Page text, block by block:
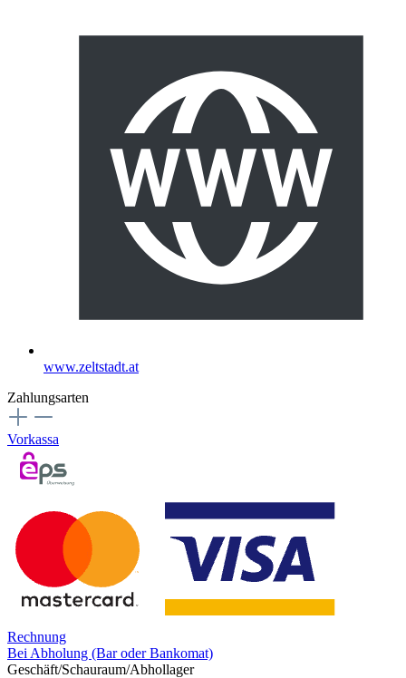
www.zeltstadt.at
Zahlungsarten
Vorkassa
Rechnung
Bei Abholung (Bar oder Bankomat)
Geschäft/Schauraum/Abhollager